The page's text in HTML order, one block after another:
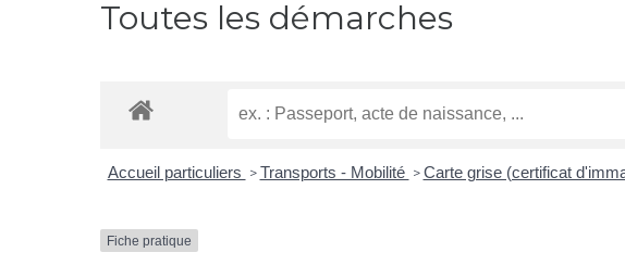
Toutes les démarches
Accueil particuliers > Transports - Mobilité > Carte grise (certificat
Fiche pratique